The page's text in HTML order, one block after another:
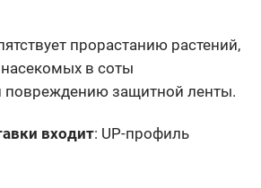
прорастанию растений,
в соты
повреждению защитной ленты.
входит: UP-профиль